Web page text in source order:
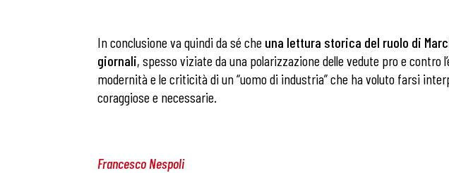
In conclusione va quindi da sé che una lettura storica del ruolo di
giornali, spesso viziate da una polarizzazione delle vedute pro e
modernità e le criticità di un “uomo di industria” che ha voluto farsi
coraggiose e necessarie.
Francesco Nespoli